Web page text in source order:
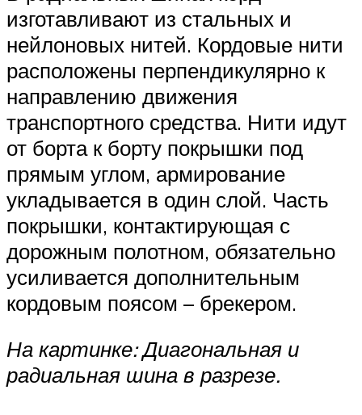
изготавливают из стальных и
нейлоновых нитей. Кордовые нити
расположены перпендикулярно к
направлению движения
транспортного средства. Нити идут
от борта к борту покрышки под
прямым углом, армирование
укладывается в один слой. Часть
покрышки, контактирующая с
дорожным полотном, обязательно
усиливается дополнительным
кордовым поясом – брекером.
На картинке: Диагональная и
радиальная шина в разрезе.